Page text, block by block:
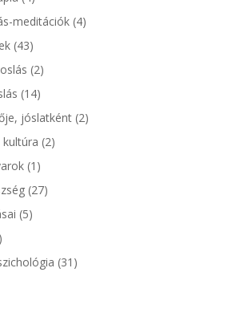
meditációk(4)
(43)
(2)
(14)
jóslatként(2)
kultúra (2)
(1)
(27)
(5)
(31)